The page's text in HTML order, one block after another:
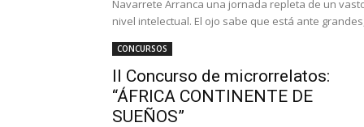
Navarrete Arranca una jornada repleta de un
nivel intelectual. El ojo sabe que está ante
CONCURSOS
II Concurso de microrrelatos:
“ÁFRICA CONTINENTE DE
SUEÑOS”